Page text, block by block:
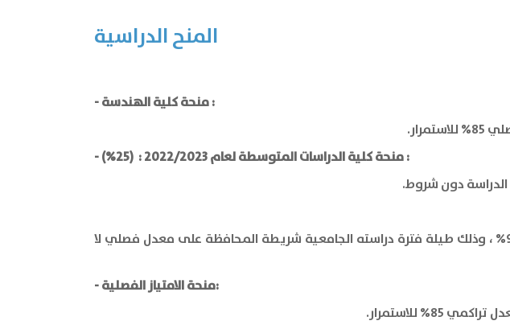
المنح الدراسية
- منحة كلية الهندسة:
- منحة كلية الدراسات المتوسطة لعام 2022/2023 : (25%) :
خصم (75%) من قيمة الرسوم الدراسية لكل طالب معدله في الثانوية العامة لا يقل عن90% ، وذلك طيلة فترة دراسته الجامعية شريطة المحافظة على معدل فصلي لا
- منحة الامتياز الفصلية: